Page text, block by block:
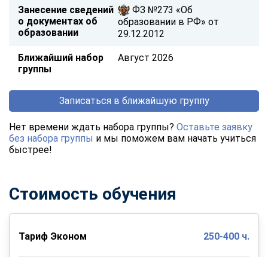
Занесение сведений
о документах об
образовании
ФЗ №273 «Об
образовании в РФ» от
29.12.2012
Ближайший набор
группы
Август 2026
Записаться в ближайшую группу
Нет времени ждать набора группы? Оставьте заявку
без набора группы и мы поможем вам начать учиться
быстрее!
Стоимость обучения
Тариф Эконом 250-400 ч.